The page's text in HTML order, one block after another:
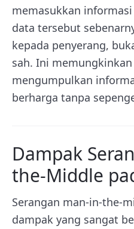
memasukkan
data tersebut
kepada penyerang,
sah. Ini
mengumpulkan
berharga tanpa
Dampak
the-Middle
Serangan man-in-the-
dampak yang sangat